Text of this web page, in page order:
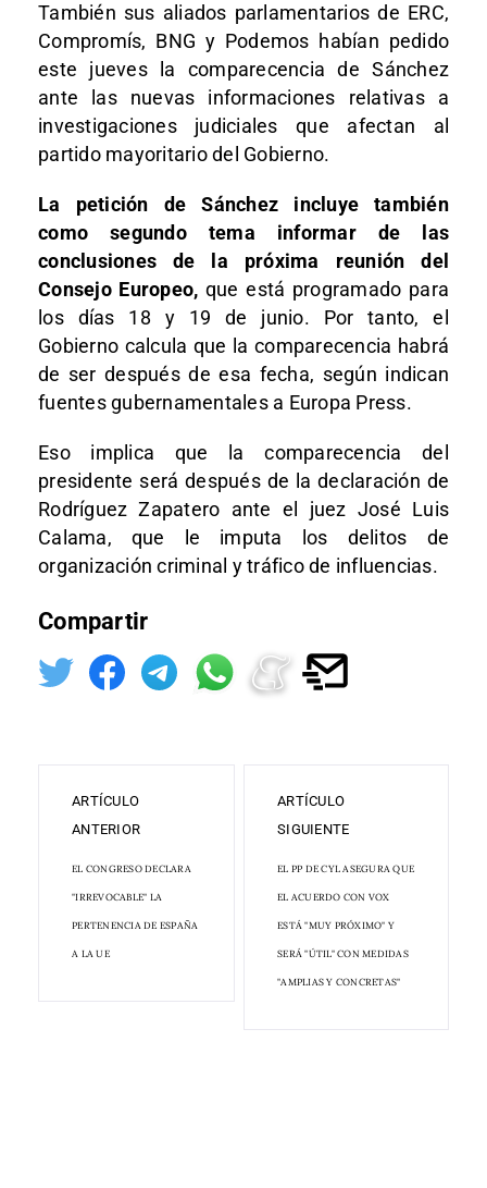
También sus aliados parlamentarios de ERC,
Compromís, BNG y Podemos habían pedido
este jueves la comparecencia de Sánchez
ante las nuevas informaciones relativas a
investigaciones judiciales que afectan al
partido mayoritario del Gobierno.
La petición de Sánchez incluye también
como segundo tema informar de las
conclusiones de la próxima reunión del
Consejo Europeo, que está programado para
los días 18 y 19 de junio. Por tanto, el
Gobierno calcula que la comparecencia habrá
de ser después de esa fecha, según indican
fuentes gubernamentales a Europa Press.
Eso implica que la comparecencia del
presidente será después de la declaración de
Rodríguez Zapatero ante el juez José Luis
Calama, que le imputa los delitos de
organización criminal y tráfico de influencias.
Compartir
ARTÍCULO
ANTERIOR
EL CONGRESO DECLARA
"IRREVOCABLE" LA
PERTENENCIA DE ESPAÑA
A LA UE
ARTÍCULO
SIGUIENTE
EL PP DE CYL ASEGURA QUE
EL ACUERDO CON VOX
ESTÁ "MUY PRÓXIMO" Y
SERÁ "ÚTIL" CON MEDIDAS
"AMPLIAS Y CONCRETAS"